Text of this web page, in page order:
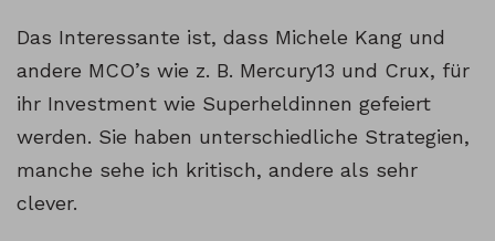
Das Interessante ist, dass Michele Kang und
andere MCO’s wie z. B. Mercury13 und Crux, für
ihr Investment wie Superheldinnen gefeiert
werden. Sie haben unterschiedliche Strategien,
manche sehe ich kritisch, andere als sehr
clever.